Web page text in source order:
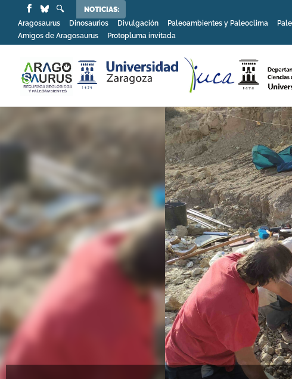
NOTICIAS:
Aragosaurus
Dinosaurios Divulgación Paleoambientes y Paleoclima
Amigos de Aragosaurus
Protopluma invitada